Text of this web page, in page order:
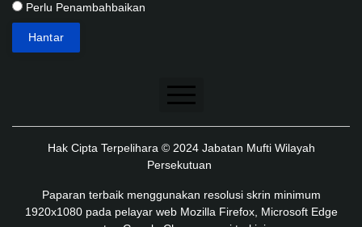
Perlu Penambahbaikan
Penafian
Dasar Keselamatan
Dasar Privasi
Dasar Privasi Aplikasi
Hak Cipta Terpelihara © 2024 Jabatan Mufti Wilayah
Persekutuan
Paparan terbaik menggunakan resolusi skrin minimum
1920x1080 pada pelayar web Mozilla Firefox, Microsoft Edge